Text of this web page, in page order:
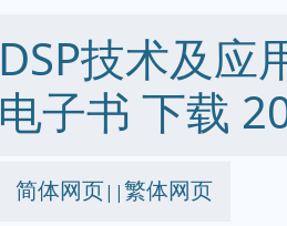
DSP技术及
电子书 下载
简体网页||繁体网页